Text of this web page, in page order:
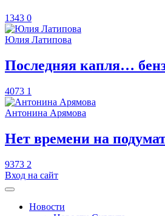
1343 0
Юлия Латипова
​Последняя капля…
4073 1
Антонина Арямова
​Нет времени на
9373 2
Вход на сайт
Новости